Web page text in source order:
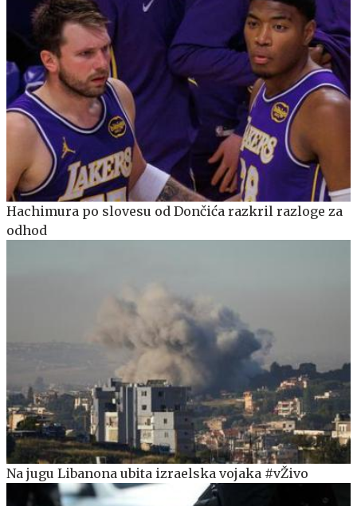
Hachimura po slovesu od Dončića razkril razloge za
odhod
Na jugu Libanona ubita izraelska vojaka #vŽivo